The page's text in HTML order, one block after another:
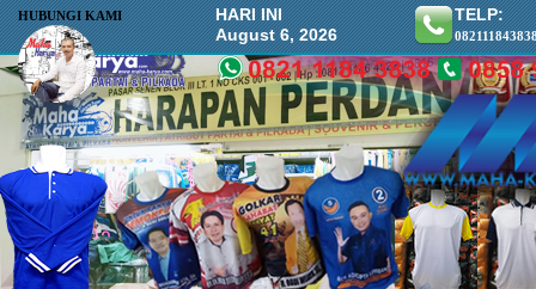
HUBUNGI KAMI
HARI INI
August 6, 2026
TELP: